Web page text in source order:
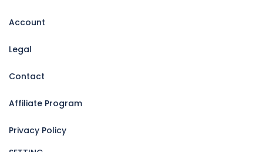
Account
Legal
Contact
Affiliate Program
Privacy Policy